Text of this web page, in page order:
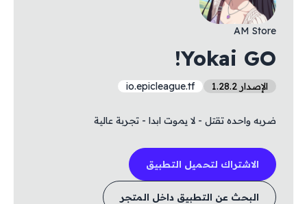
AM Store
Yokai GO!
الإصدار 1.28.2 io.epicleague.tf
ضربه واحده تقتل - لا يموت ابدا - تجربة عالية
الاشتراك لتحميل التطبيق
البحث عن التطبيق داخل المتجر